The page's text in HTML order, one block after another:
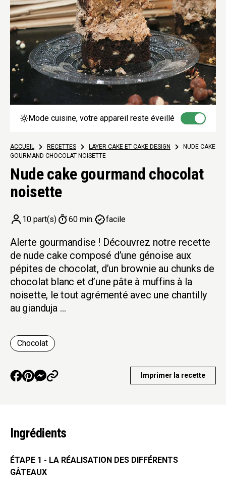
Mode cuisine, votre appareil reste éveillé
ACCUEIL > RECETTES > LAYER CAKE ET CAKE DESIGN >
NUDE CAKE
GOURMAND CHOCOLAT NOISETTE
Nude cake gourmand chocolat
noisette
10 part(s) 60 min. facile
Alerte gourmandise ! Découvrez notre recette
de nude cake composé d’une génoise aux
pépites de chocolat, d’un brownie au chunks de
chocolat blanc et d’une pâte à muffins à la
noisette, le tout agrémenté avec une chantilly
au gianduja …
Chocolat
Imprimer la recette
Ingrédients
ÉTAPE 1 - LA RÉALISATION DES DIFFÉRENTS
GÂTEAUX